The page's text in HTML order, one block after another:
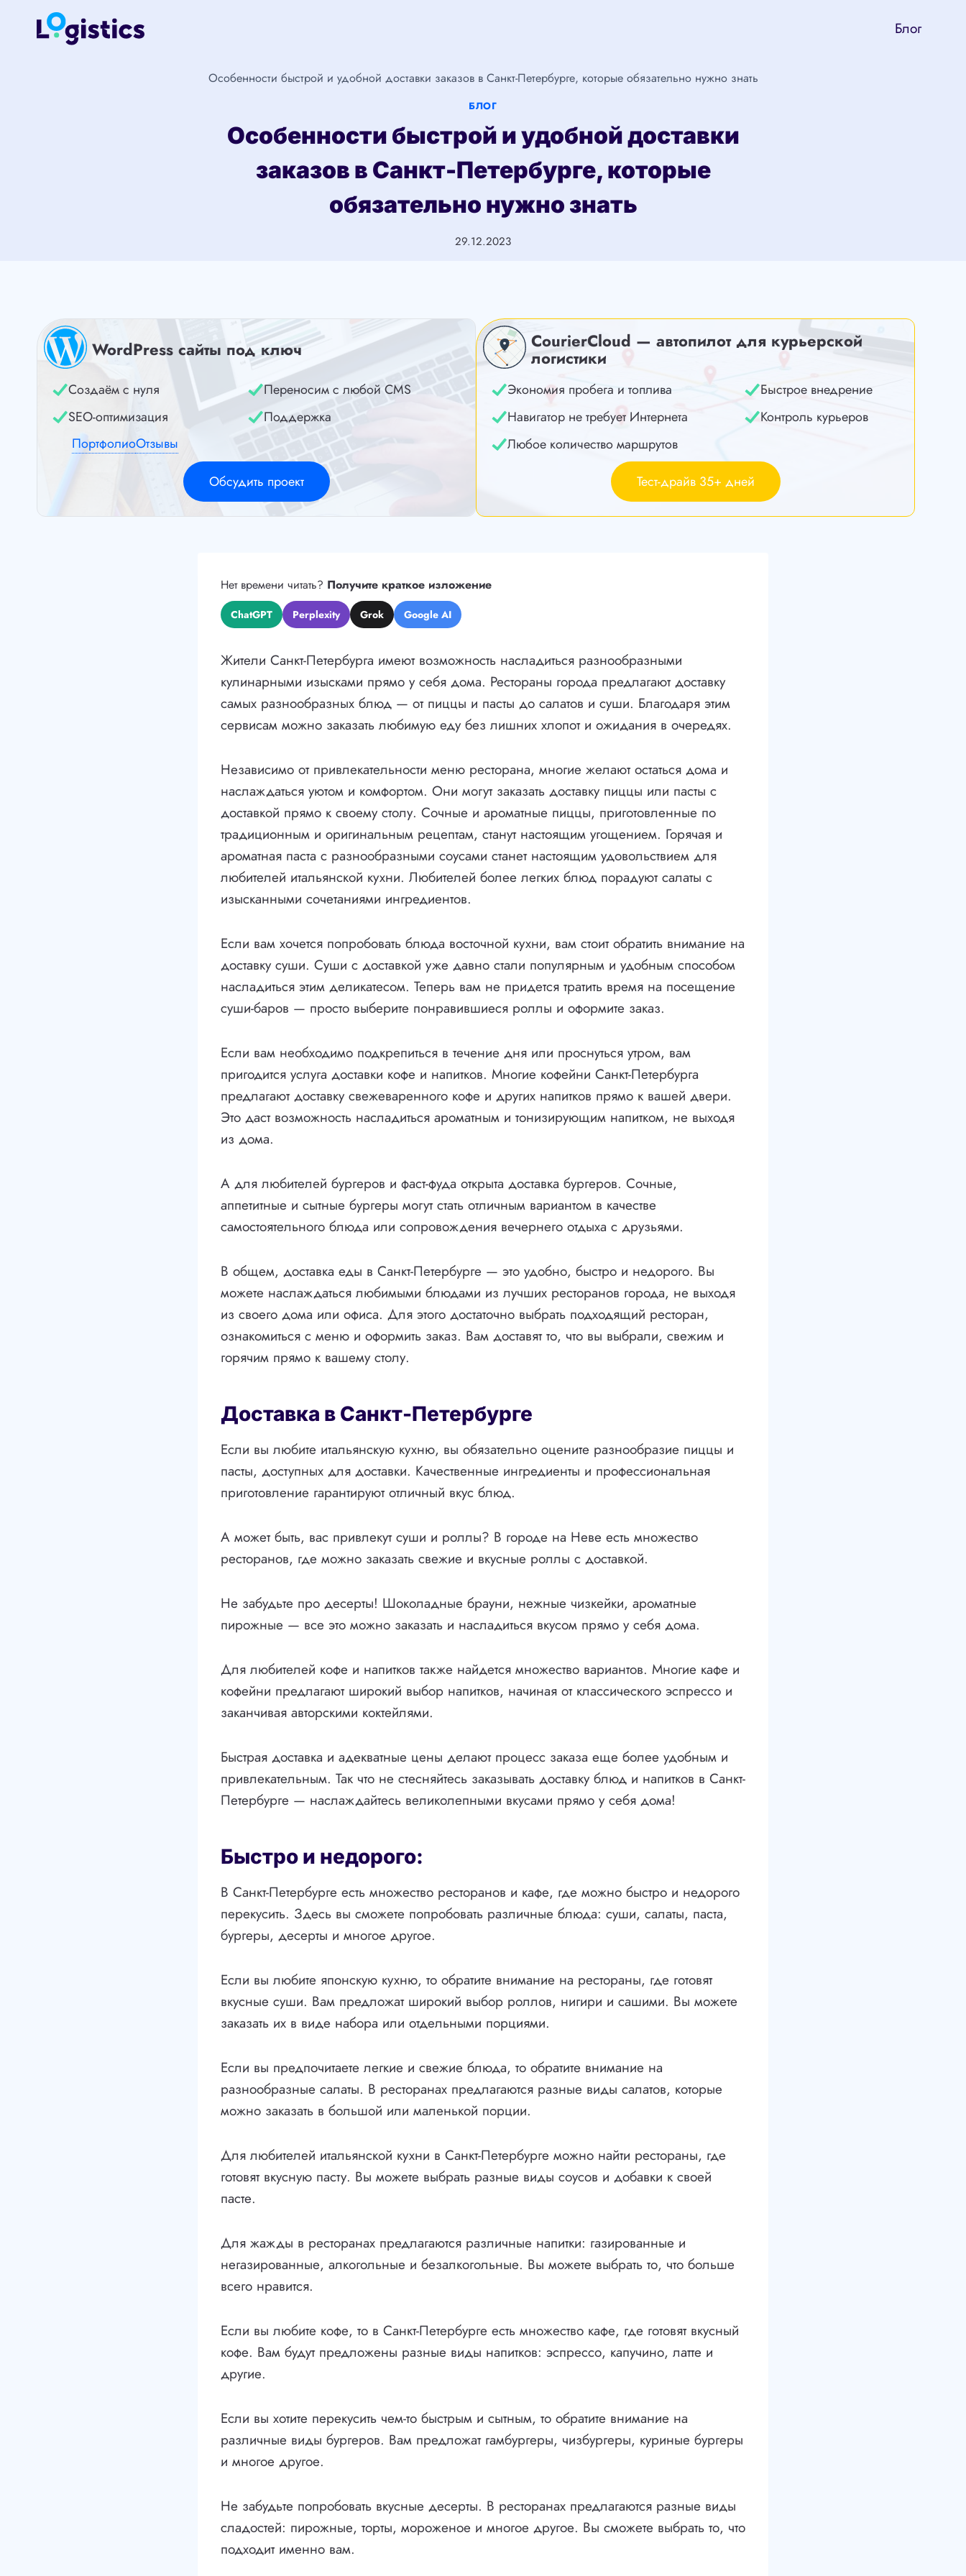
Перейти
Блог
Особенности быстрой и удобной доставки заказов в Санкт-Петербурге, которые обязательно нужно знать
БЛОГ
Особенности быстрой и удобной доставки
заказов в Санкт-Петербурге, которые
обязательно нужно знать
29.12.2023
WordPress сайты под ключ
Создаём с нуля
Переносим с любой CMS
SEO-оптимизация
Поддержка
ПортфолиоОтзывы
Обсудить проект
CourierCloud — автопилот для курьерской
логистики
Экономия пробега и топлива
Быстрое внедрение
Навигатор не требует Интернета
Контроль курьеров
Любое количество маршрутов
Тест-драйв 35+ дней
Нет времени читать? Получите краткое изложение
ChatGPT Perplexity Grok Google AI
Жители Санкт-Петербурга имеют возможность насладиться разнообразными
кулинарными изысками прямо у себя дома. Рестораны города предлагают доставку
самых разнообразных блюд — от пиццы и пасты до салатов и суши. Благодаря этим
сервисам можно заказать любимую еду без лишних хлопот и ожидания в очередях.
Независимо от привлекательности меню ресторана, многие желают остаться дома и
наслаждаться уютом и комфортом. Они могут заказать доставку пиццы или пасты с
доставкой прямо к своему столу. Сочные и ароматные пиццы, приготовленные по
традиционным и оригинальным рецептам, станут настоящим угощением. Горячая и
ароматная паста с разнообразными соусами станет настоящим удовольствием для
любителей итальянской кухни. Любителей более легких блюд порадуют салаты с
изысканными сочетаниями ингредиентов.
Если вам хочется попробовать блюда восточной кухни, вам стоит обратить внимание на
доставку суши. Суши с доставкой уже давно стали популярным и удобным способом
насладиться этим деликатесом. Теперь вам не придется тратить время на посещение
суши-баров — просто выберите понравившиеся роллы и оформите заказ.
Если вам необходимо подкрепиться в течение дня или проснуться утром, вам
пригодится услуга доставки кофе и напитков. Многие кофейни Санкт-Петербурга
предлагают доставку свежеваренного кофе и других напитков прямо к вашей двери.
Это даст возможность насладиться ароматным и тонизирующим напитком, не выходя
из дома.
А для любителей бургеров и фаст-фуда открыта доставка бургеров. Сочные,
аппетитные и сытные бургеры могут стать отличным вариантом в качестве
самостоятельного блюда или сопровождения вечернего отдыха с друзьями.
В общем, доставка еды в Санкт-Петербурге — это удобно, быстро и недорого. Вы
можете наслаждаться любимыми блюдами из лучших ресторанов города, не выходя
из своего дома или офиса. Для этого достаточно выбрать подходящий ресторан,
ознакомиться с меню и оформить заказ. Вам доставят то, что вы выбрали, свежим и
горячим прямо к вашему столу.
Доставка в Санкт-Петербурге
Если вы любите итальянскую кухню, вы обязательно оцените разнообразие пиццы и
пасты, доступных для доставки. Качественные ингредиенты и профессиональная
приготовление гарантируют отличный вкус блюд.
А может быть, вас привлекут суши и роллы? В городе на Неве есть множество
ресторанов, где можно заказать свежие и вкусные роллы с доставкой.
Не забудьте про десерты! Шоколадные брауни, нежные чизкейки, ароматные
пирожные — все это можно заказать и насладиться вкусом прямо у себя дома.
Для любителей кофе и напитков также найдется множество вариантов. Многие кафе и
кофейни предлагают широкий выбор напитков, начиная от классического эспрессо и
заканчивая авторскими коктейлями.
Быстрая доставка и адекватные цены делают процесс заказа еще более удобным и
привлекательным. Так что не стесняйтесь заказывать доставку блюд и напитков в Санкт-
Петербурге — наслаждайтесь великолепными вкусами прямо у себя дома!
Быстро и недорого:
В Санкт-Петербурге есть множество ресторанов и кафе, где можно быстро и недорого
перекусить. Здесь вы сможете попробовать различные блюда: суши, салаты, паста,
бургеры, десерты и многое другое.
Если вы любите японскую кухню, то обратите внимание на рестораны, где готовят
вкусные суши. Вам предложат широкий выбор роллов, нигири и сашими. Вы можете
заказать их в виде набора или отдельными порциями.
Если вы предпочитаете легкие и свежие блюда, то обратите внимание на
разнообразные салаты. В ресторанах предлагаются разные виды салатов, которые
можно заказать в большой или маленькой порции.
Для любителей итальянской кухни в Санкт-Петербурге можно найти рестораны, где
готовят вкусную пасту. Вы можете выбрать разные виды соусов и добавки к своей
пасте.
Для жажды в ресторанах предлагаются различные напитки: газированные и
негазированные, алкогольные и безалкогольные. Вы можете выбрать то, что больше
всего нравится.
Если вы любите кофе, то в Санкт-Петербурге есть множество кафе, где готовят вкусный
кофе. Вам будут предложены разные виды напитков: эспрессо, капучино, латте и
другие.
Если вы хотите перекусить чем-то быстрым и сытным, то обратите внимание на
различные виды бургеров. Вам предложат гамбургеры, чизбургеры, куриные бургеры
и многое другое.
Не забудьте попробовать вкусные десерты. В ресторанах предлагаются разные виды
сладостей: пирожные, торты, мороженое и многое другое. Вы сможете выбрать то, что
подходит именно вам.